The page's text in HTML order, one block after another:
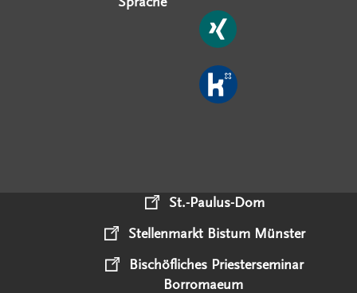
St.-Paulus-Dom
Stellenmarkt Bistum Münster
Bischöfliches Priesterseminar
Borromaeum